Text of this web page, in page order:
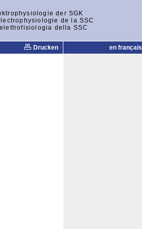
der SGK
de la SSC
della SSC
Drucken
en français